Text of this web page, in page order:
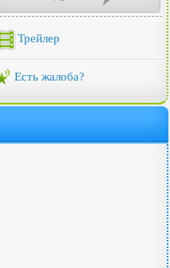
Трейлер
Есть жалоба?